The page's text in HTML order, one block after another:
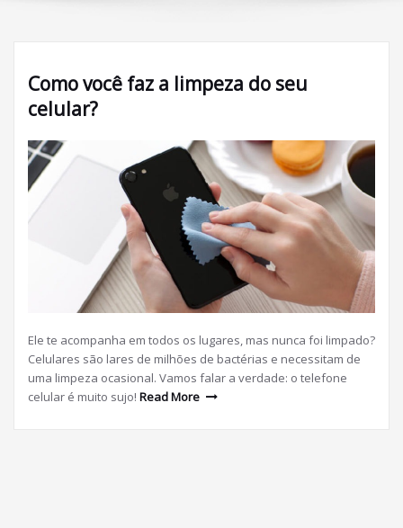
Como você faz a limpeza do seu
celular?
Ele te acompanha em todos os lugares, mas nunca foi limpado?
Celulares são lares de milhões de bactérias e necessitam de
uma limpeza ocasional. Vamos falar a verdade: o telefone
celular é muito sujo! Read More